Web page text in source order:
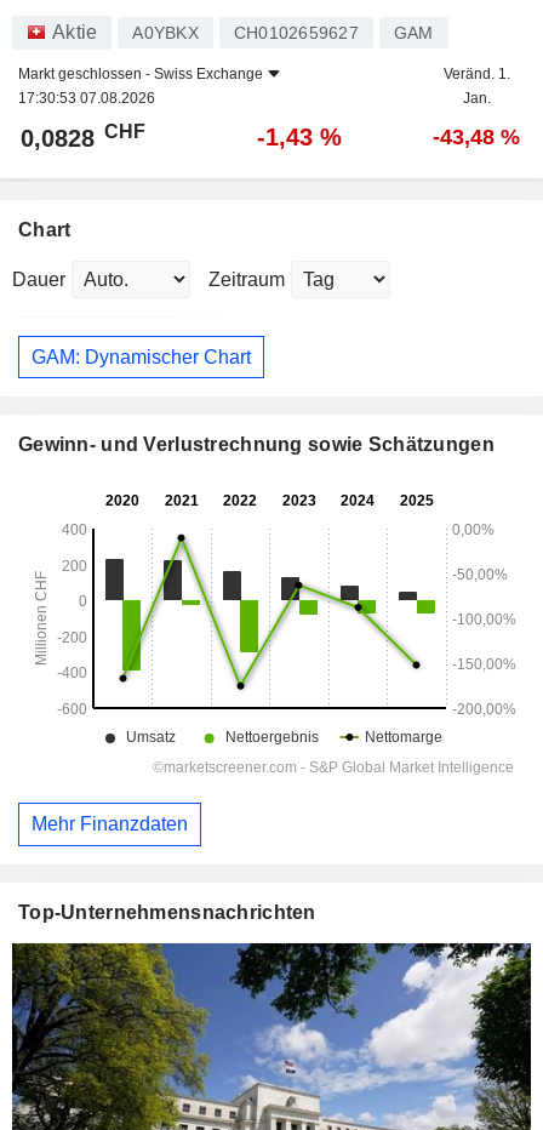
Aktie A0YBKX CH0102659627 GAM
Markt geschlossen - Swiss Exchange
17:30:53 07.08.2026
Veränd. 1.
Jan.
0,0828 CHF -1,43 % -43,48 %
Chart
Dauer Zeitraum
GAM: Dynamischer Chart
Gewinn- und Verlustrechnung sowie Schätzungen
Mehr Finanzdaten
Top-Unternehmensnachrichten